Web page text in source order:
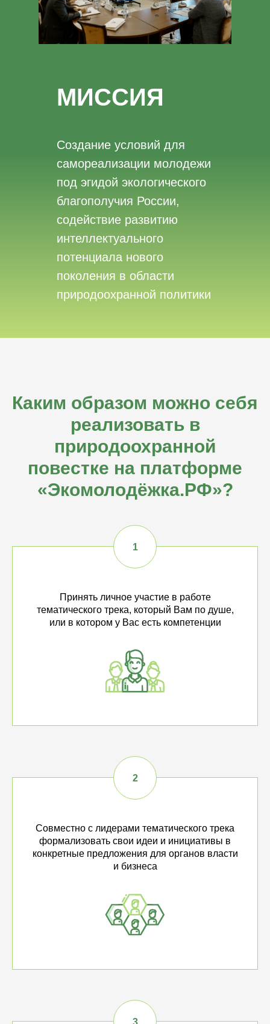
МИССИЯ
Создание условий для
самореализации молодежи
под эгидой экологического
благополучия России,
содействие развитию
интеллектуального
потенциала нового
поколения в области
природоохранной политики
Каким образом можно себя
реализовать в
природоохранной
повестке на платформе
«Экомолодёжка.РФ»?
Принять личное участие в работе
тематического трека, который Вам по душе,
или в котором у Вас есть компетенции
Совместно с лидерами тематического трека
формализовать свои идеи и инициативы в
конкретные предложения для органов власти
и бизнеса